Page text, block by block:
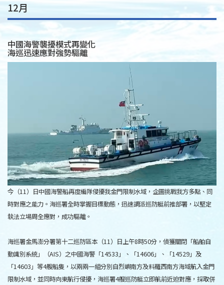
12月
中國海警襲擾模式再變化
海巡迅速應對強勢驅離
今（11）日中國海警船再度編隊侵擾我金門限制水域，企圖挑戰我方多點、同
時對應之能力。海巡署全時掌握目標動態，迅速調派巡防艇前推部署，以堅定
執法立場周全應對，成功驅離。
海巡署金馬澎分署第十二巡防區本（11）日上午8時50分，偵獲關閉「船舶自
動識別系統」（AIS）之中國海警「14533」、「14606」、「14529」及
「14603」等4艘船隻，以兩兩一組分別自烈嶼南方及料羅西南方海域航入金門
限制水域，並同時向東航行侵擾，海巡署4艘巡防艇立即航前近迫對應，採取併